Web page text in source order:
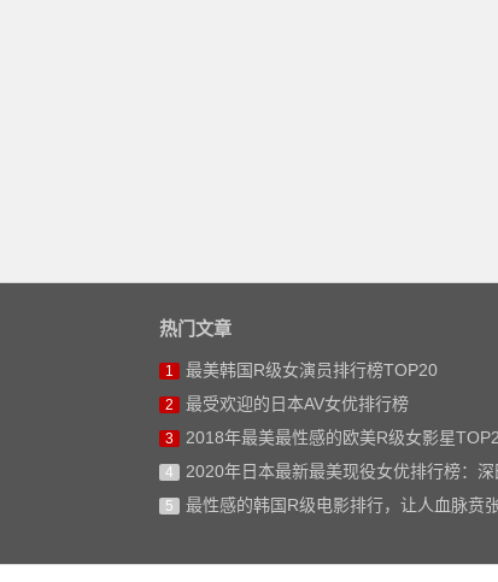
热门文章
1 最美韩国R级女演员排行榜TOP20
2 最受欢迎的日本AV女优排行榜
3 2018年最美最性感的欧美R级女影星
4 2020年日本最新最美现役女优排行榜：深田咏美仅
5 最性感的韩国R级电影排行，让人血脉贲张